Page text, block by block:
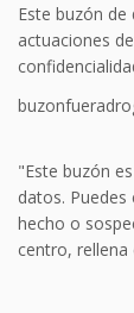
Este buzón
actuaciones
"Este buzón
datos.
hecho o
centro, rellena